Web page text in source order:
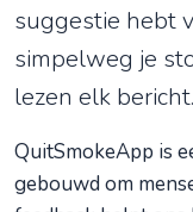
suggestie hebt
simpelweg je
lezen elk bericht.
QuitSmokeApp is
gebouwd om